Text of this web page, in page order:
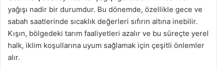
yağışı nadir bir durumdur. Bu dönemde, özellikle gece ve
sabah saatlerinde sıcaklık değerleri sıfırın altına inebilir.
Kışın, bölgedeki tarım faaliyetleri azalır ve bu süreçte yerel
halk, iklim koşullarına uyum sağlamak için çeşitli önlemler
alır.